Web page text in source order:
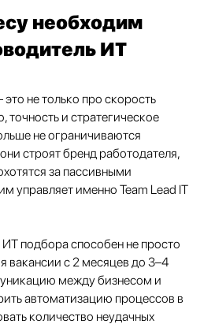
необходим
ИТ
не только про скорость
точность и стратегическое
не ограничиваются
строят бренд работодателя,
за пассивными
управляет именно Team Lead IT
подбора способен не просто
вакансии с 2 месяцев до 3–4
между бизнесом и
автоматизацию процессов в
количество неудачных